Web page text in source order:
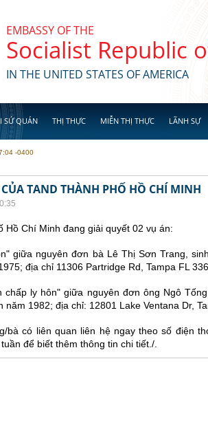
EMBASSY OF THE
Socialist Republic
IN THE UNITED STATES OF AMERICA
SỨ QUÁN THỊ THỰC MIỄN THỊ THỰC LÃNH SỰ
-0400
TAND THÀNH PHỐ HỒ CHÍ MINH
Hồ Chí Minh đang giải quyết 02 vụ án:
giữa nguyên đơn bà Lê Thị Sơn Trang,
địa chỉ 11306 Partridge Rd, Tampa FL
chấp ly hôn" giữa nguyên đơn ông Ngô
năm 1982; địa chỉ: 12801 Lake Ventana Dr,
bà có liên quan liên hệ ngay theo số điện
để biết thêm thông tin chi tiết./.